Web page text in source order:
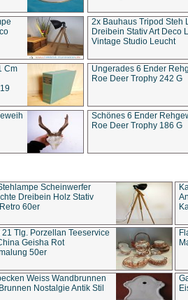
2x Bauhaus Tripod Steh
Dreibein Stativ Art Deco
Vintage Studio Leucht
Cm
Ungerades 6 Ender
Roe Deer Trophy 242 G
Schönes 6 Ender
Roe Deer Trophy 186 G
Scheinwerfer
Dreibein Holz Stativ
60er
Tlg. Porzellan Teeservice
Geisha Rot
50er
Weiss Wandbrunnen
Nostalgie Antik Stil